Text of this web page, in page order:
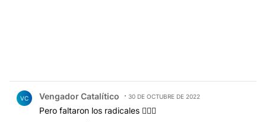
VC Vengador Catalítico 30 DE OCTUBRE DE 2022
Pero faltaron los radicales 🤷🏽‍♂️